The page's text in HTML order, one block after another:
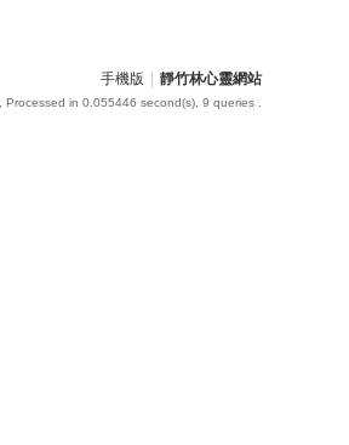
手機版 靜竹林心靈網站
, Processed in 0.055446 second(s), 9 queries .